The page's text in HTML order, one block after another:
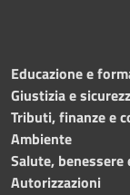
Educazione e
Giustizia e
Tributi, finanze e
Ambiente
Salute, benessere
Autorizzazioni